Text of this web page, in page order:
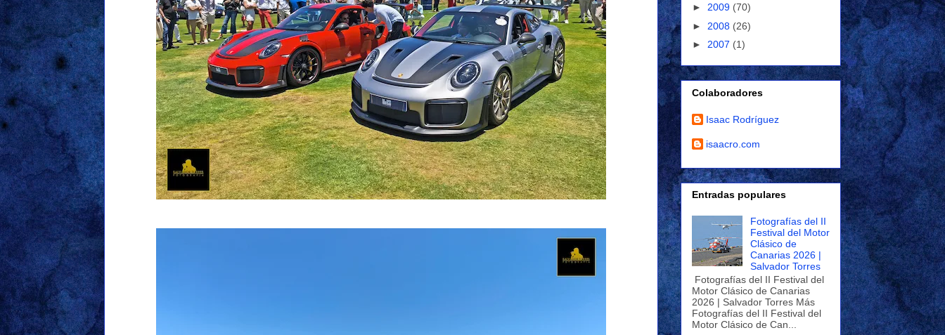
► 2009 (70)
► 2008 (26)
► 2007 (1)
Colaboradores
Isaac Rodríguez
isaacro.com
Entradas populares
Fotografías del II
Festival del Motor
Clásico de
Canarias 2026 |
Salvador Torres
Fotografías del II Festival del
Motor Clásico de Canarias
2026 | Salvador Torres Más
Fotografías del II Festival del
Motor Clásico de Can...